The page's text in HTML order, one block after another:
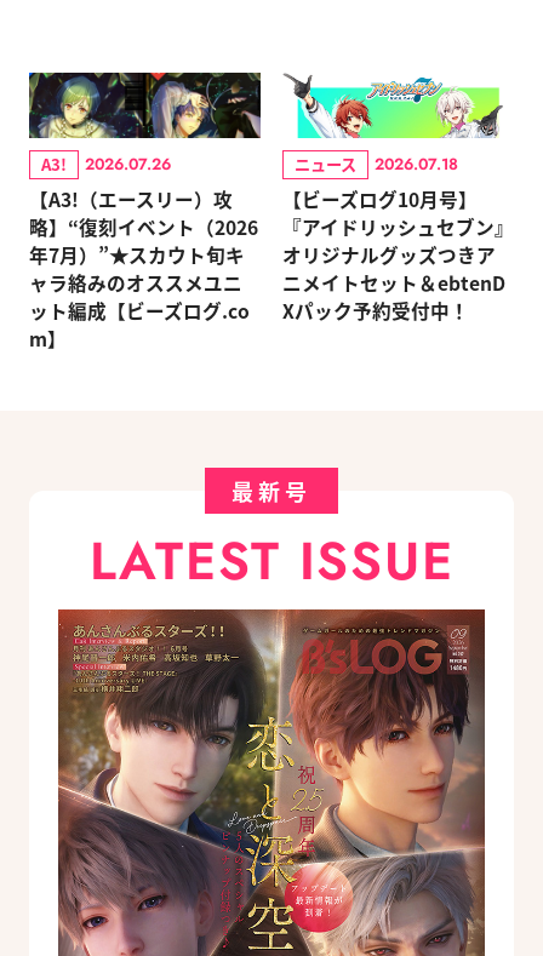
A3! 2026.07.26
【A3!（エースリー）攻
略】“復刻イベント（2026
年7月）”★スカウト旬キ
ャラ絡みのオススメユニ
ット編成【ビーズログ.co
m】
ニュース 2026.07.18
【ビーズログ10月号】
『アイドリッシュセブン』
オリジナルグッズつきア
ニメイトセット＆ebtenD
Xパック予約受付中！
最新号
LATEST ISSUE